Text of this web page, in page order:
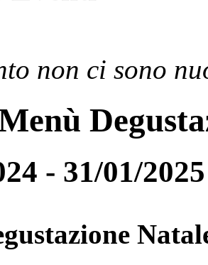
non ci sono
- 31/01/2025